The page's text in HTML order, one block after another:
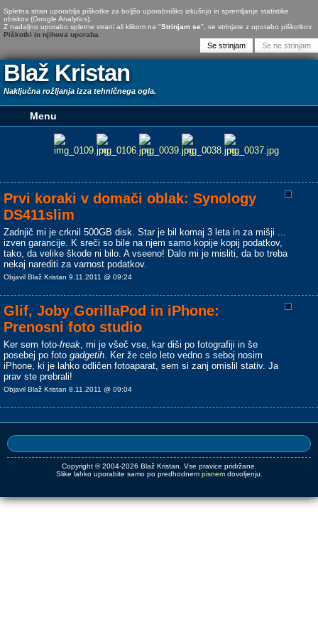
Spletna stran uporablja piškotke za boljšo uporabniško izkušnjo in spremljanje statistike
obiskov (Google Analytics).
Z nadaljno uporabo spletne strani ali klikom na "Strinjam se", se strinjate z uporabo piškotkov.
Piškotki in njihova uporaba
Blaž Kristan
Naključna rožljanja izza tehničnega ogla.
Prvi koraki v domači oblak: Synology
DS411slim
Zadnjič mi je crknil 500GB disk. Star je bil komaj 3 leta in za mišji ...
izven garancije. K sreči so bile na njem samo kopije kopij podatkov,
tako, da velike škode ni bilo. A vseeno! Dalo mi je misliti, da bo treba
nekaj narediti za varnost podatkov.
Objavil Blaž Kristan 9.11.2011 @ 09:24
Glif, Joby GorillaPod in iPhone:
Prenosni foto studio
Ker sem foto-freak, mi je všeč vse, kar diši po fotografiji in še
posebej po foto gadgetih. Ker že celo leto vedno s seboj nosim
iPhone, ki je lahko odličen fotoaparat, sem si zanj omislil stativ. Ja
prav ste prebrali!
Objavil Blaž Kristan 8.11.2011 @ 09:04
Copyright © 2004-2026 Blaž Kristan. Vse pravice pridržane.
Slike lahko uporabite samo po predhodnem pisnemdovoljenju.